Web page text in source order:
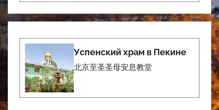
Успенский храм в Пекине
北京至圣圣母安息教堂